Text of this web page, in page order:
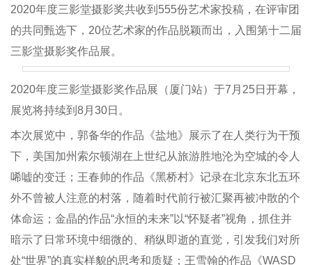
2020年度三影堂摄影奖共收到555份艺术家投稿，在评审团
的共同甄选下，20位艺术家的作品脱颖而出，入围第十二届
三影堂摄影奖作品展。
2020年度三影堂摄影奖作品展（厦门站）于7月25日开幕，
展览将持续到8月30日。
本次展览中，郭备华的作品《盐地》展示了在人类行为干预
下，美国加州索尔顿湖在上世纪从旅游胜地沦为空城的令人
唏嘘的变迁；王春帅的作品《黑桥村》记录在北京东北五环
外不曾被人注意的村落，随着时代前行被汇聚再被冲散的个
体命运；金晶的作品“永恒的未来”以“怀疑者”视角，抓住并
暗示了日常环境中细微的、稍纵即逝的直觉，引发我们对所
处“世界”的真实样貌的思考和质疑；王雪翰的作品《WASD